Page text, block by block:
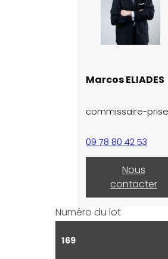
Marcos ELIADES
commissaire-
09 78 80 42 53
Nous
contacter
Numéro du lot
169